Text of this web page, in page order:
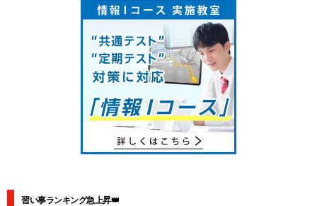
習い事ランキング急上昇👑